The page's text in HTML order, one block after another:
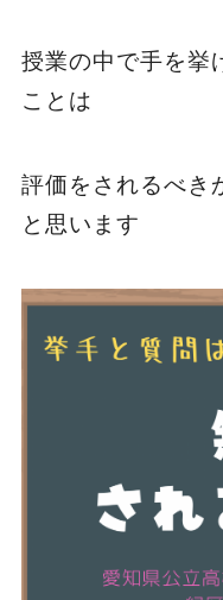
授業の中で手を挙
ことは
評価をされるべき
と思います